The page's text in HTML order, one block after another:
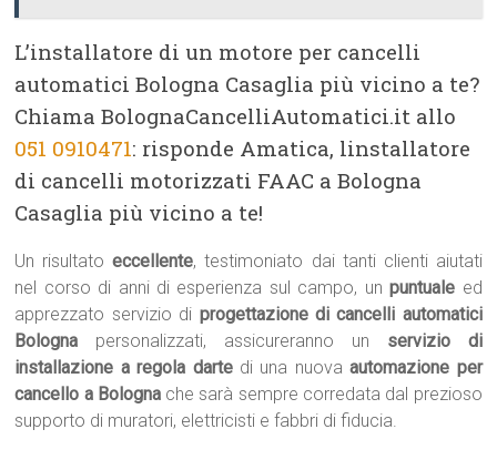
L’installatore di un motore per cancelli
automatici Bologna Casaglia più vicino a te?
Chiama BolognaCancelliAutomatici.it allo
051 0910471: risponde Amatica, linstallatore
di cancelli motorizzati FAAC a Bologna
Casaglia più vicino a te!
Un risultatoeccellente, testimoniato dai tanti clienti aiutati
nel corso di anni di esperienza sul campo, unpuntuale ed
apprezzato servizio di progettazione di cancelli automatici
Bologna personalizzati, assicureranno un servizio di
installazione a regola dartedi una nuovaautomazione per
cancello a Bologna che sarà sempre corredata dal prezioso
supporto di muratori, elettricisti e fabbri di fiducia.